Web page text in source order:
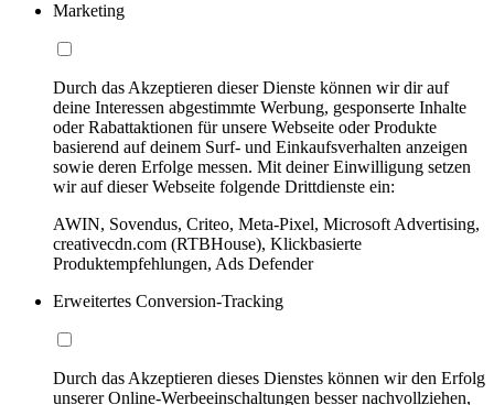
Marketing
Durch das Akzeptieren dieser Dienste können wir dir auf
deine Interessen abgestimmte Werbung, gesponserte Inhalte
oder Rabattaktionen für unsere Webseite oder Produkte
basierend auf deinem Surf- und Einkaufsverhalten anzeigen
sowie deren Erfolge messen. Mit deiner Einwilligung setzen
wir auf dieser Webseite folgende Drittdienste ein:
AWIN, Sovendus, Criteo, Meta-Pixel, Microsoft Advertising,
creativecdn.com (RTBHouse), Klickbasierte
Produktempfehlungen, Ads Defender
Erweitertes Conversion-Tracking
Durch das Akzeptieren dieses Dienstes können wir den Erfolg
unserer Online-Werbeeinschaltungen besser nachvollziehen,